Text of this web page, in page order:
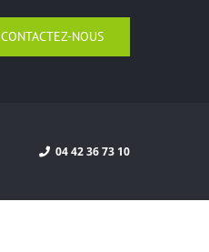
CONTACTEZ-NOUS
04 42 36 73 10